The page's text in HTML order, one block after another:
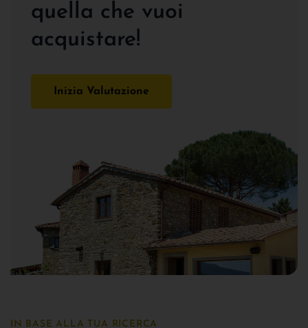
quella che vuoi
acquistare!
Inizia Valutazione
IN BASE ALLA TUA RICERCA